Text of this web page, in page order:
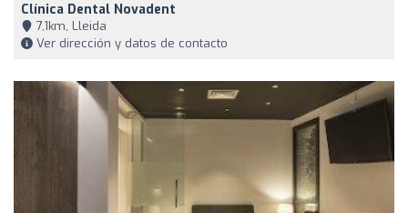
Clínica Dental Novadent
7,1km, Lleida
Ver dirección y datos de contacto